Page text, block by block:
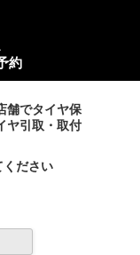
約
舗でタイヤ保
ヤ引取・取付
ください